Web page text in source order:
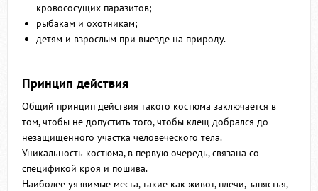
кровососущих паразитов;
рыбакам и охотникам;
детям и взрослым при выезде на природу.
Принцип действия
Общий принцип действия такого костюма заключается в
том, чтобы не допустить того, чтобы клещ добрался до
незащищенного участка человеческого тела.
Уникальность костюма, в первую очередь, связана со
спецификой кроя и пошива.
Наиболее уязвимые места, такие как живот, плечи, запястья,